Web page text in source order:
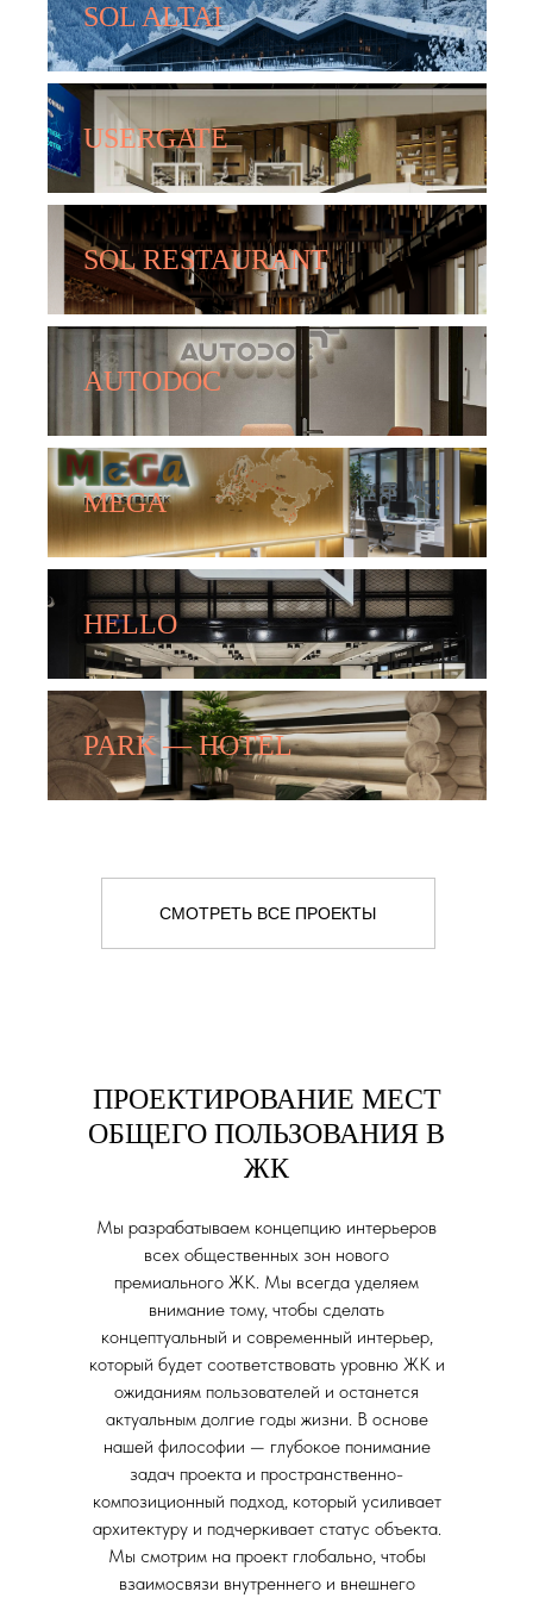
SOL ALTAI
USERGATE
SOL RESTAURANT
AUTODOC
MEGA
HELLO
PARK — HOTEL
СМОТРЕТЬ ВСЕ ПРОЕКТЫ
ПРОЕКТИРОВАНИЕ МЕСТ
ОБЩЕГО ПОЛЬЗОВАНИЯ В
ЖК
Мы разрабатываем концепцию интерьеров
всех общественных зон нового
премиального ЖК. Мы всегда уделяем
внимание тому, чтобы сделать
концептуальный и современный интерьер,
который будет соответствовать уровню ЖК и
ожиданиям пользователей и останется
актуальным долгие годы жизни. В основе
нашей философии — глубокое понимание
задач проекта и пространственно-
композиционный подход, который усиливает
архитектуру и подчеркивает статус объекта.
Мы смотрим на проект глобально, чтобы
взаимосвязи внутреннего и внешнего